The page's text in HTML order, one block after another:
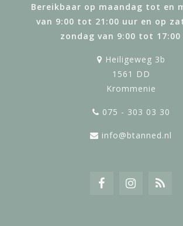
Bereikbaar op maandag tot en
van 9:00 tot 21:00 uur en op
zondag van 9:00 tot 17:00
Heiligeweg 3b
1561 DD
Krommenie
075 - 303 03 30
info@btanned.nl